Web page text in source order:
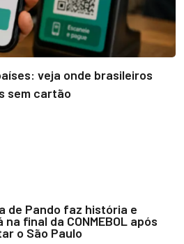
veja onde brasileiros
sem cartão
de Pando faz história e
final da CONMEBOL após
o São Paulo